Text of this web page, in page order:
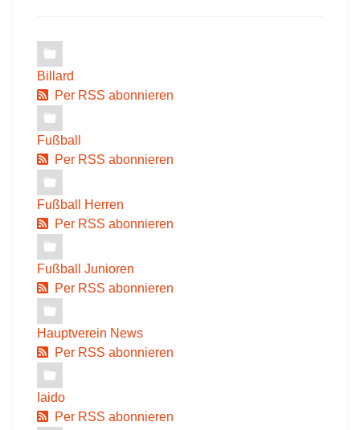
Billard
Per RSS abonnieren
Fußball
Per RSS abonnieren
Fußball Herren
Per RSS abonnieren
Fußball Junioren
Per RSS abonnieren
Hauptverein News
Per RSS abonnieren
Iaido
Per RSS abonnieren